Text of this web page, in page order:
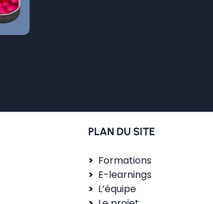
PLAN DU SITE
Formations
E-learnings
L’équipe